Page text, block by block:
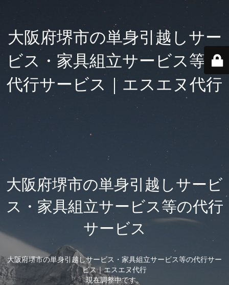
大阪府堺市の単身引越しサー
ビス・家具組立サービス等の
代行サービス｜エスエヌ代行
大阪府堺市の単身引越しサービ
ス・家具組立サービス等の代行
サービス
大阪府堺市の単身引越しサービス・家具組立サービス等の代行サー
ビス｜エスエヌ代行
現在調整中です。